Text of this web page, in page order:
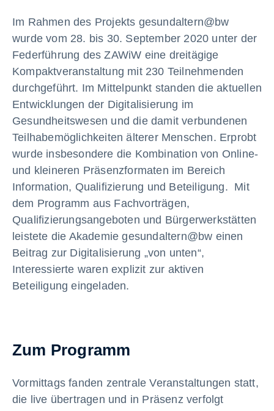
Im Rahmen des Projekts gesundaltern@bw
wurde vom 28. bis 30. September 2020 unter der
Federführung des ZAWiW eine dreitägige
Kompaktveranstaltung mit 230 Teilnehmenden
durchgeführt. Im Mittelpunkt standen die aktuellen
Entwicklungen der Digitalisierung im
Gesundheitswesen und die damit verbundenen
Teilhabemöglichkeiten älterer Menschen. Erprobt
wurde insbesondere die Kombination von Online-
und kleineren Präsenzformaten im Bereich
Information, Qualifizierung und Beteiligung. Mit
dem Programm aus Fachvorträgen,
Qualifizierungsangeboten und Bürgerwerkstätten
leistete die Akademie gesundaltern@bw einen
Beitrag zur Digitalisierung „von unten“,
Interessierte waren explizit zur aktiven
Beteiligung eingeladen.
Zum Programm
Vormittags fanden zentrale Veranstaltungen statt,
die live übertragen und in Präsenz verfolgt